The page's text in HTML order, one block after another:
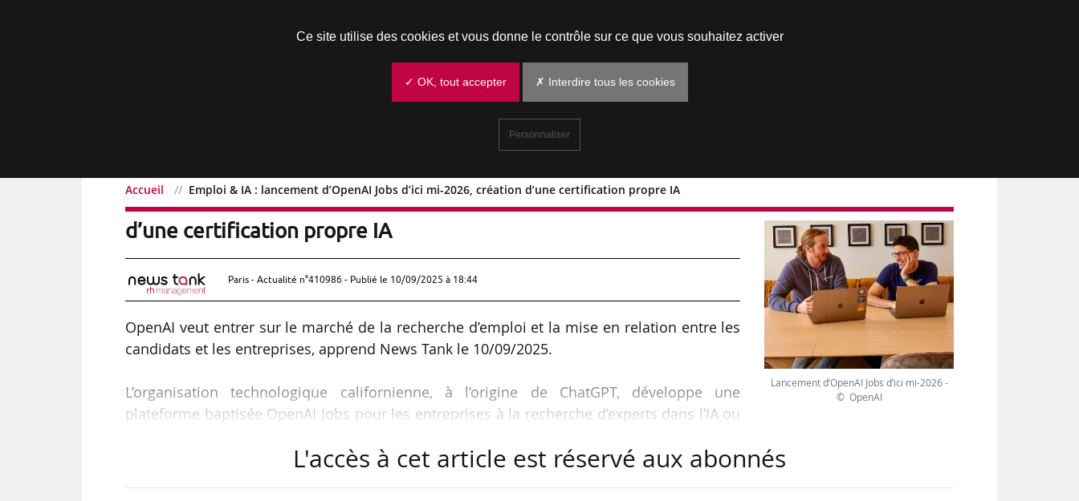
Accueil Emploi & IA : lancement d’OpenAI Jobs d’ici mi-2026, création d’une certification propre IA
Emploi & IA : lancement d’OpenAI Jobs d’ici mi-2026, création
d’une certification propre IA
Paris - Actualité n°410986 - Publié le 10/09/2025 à 18:44
OpenAI veut entrer sur le marché de la recherche d’emploi et la mise en relation entre les
candidats et les entreprises, apprend News Tank le 10/09/2025.
L’organisation technologique californienne, à l’origine de ChatGPT, développe une
plateforme baptisée OpenAI Jobs pour les entreprises à la recherche d’experts dans l’IA ou
Lancement d’OpenAI Jobs d’ici mi-2026 -
© OpenAI
L'accès à cet article est réservé aux abonnés
Ce site utilise des cookies et vous donne le contrôle sur ce que vous souhaitez activer
✓ OK, tout accepter ✗ Interdire tous les cookies
Personnaliser